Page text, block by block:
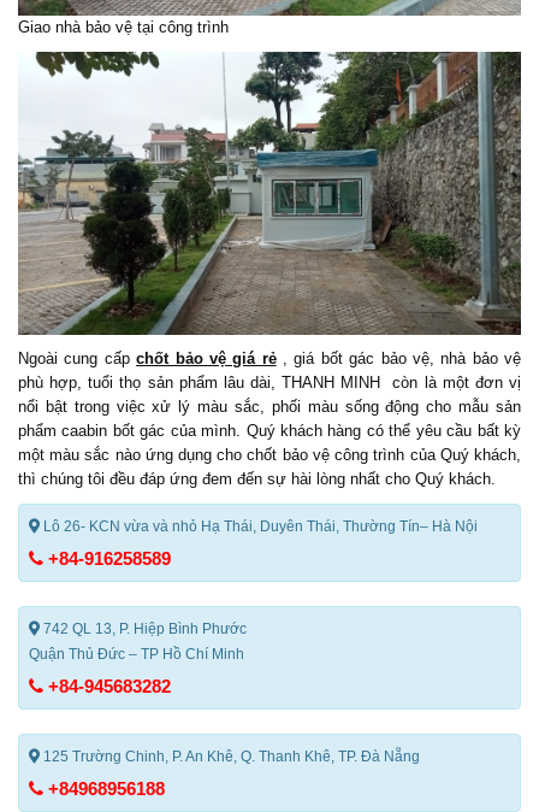
Giao nhà bảo vệ tại công trình
Ngoài cung cấpchốt bảo vệ giá rẻ, giá bốt gác bảo vệ, nhà bảo vệ
phù hợp, tuổi thọ sản phẩm lâu dài, THANH MINH còn là một đơn vị
nổi bật trong việc xử lý màu sắc, phối màu sống động cho mẫu sản
phẩm caabin bốt gác của mình. Quý khách hàng có thể yêu cầu bất kỳ
một màu sắc nào ứng dụng cho chốt bảo vệ công trình của Quý khách,
thì chúng tôi đều đáp ứng đem đến sự hài lòng nhất cho Quý khách.
Lô 26- KCN vừa và nhỏ Hạ Thái, Duyên Thái, Thường Tín– Hà Nội
+84-916258589
742 QL 13, P. Hiệp Bình Phước
Quận Thủ Đức – TP Hồ Chí Minh
+84-945683282
125 Trường Chinh, P. An Khê, Q. Thanh Khê, TP. Đà Nẵng
+84968956188